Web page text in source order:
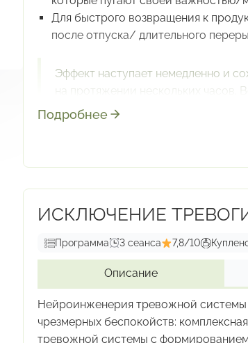
Для быстрого возвращения к
после отпуска/ длительного
Эффект наступает немедленно и
на протяжении нескольких часов.
якорь запуска бустер-состояния
приводить себя в эффективное
Подробнее
ИСКЛЮЧЕНИЕ
Программа 3 сеанса 7,8/10
Описание
Нейроинженерия тревожной системы
чрезмерных беспокойств:
тревожной системы с